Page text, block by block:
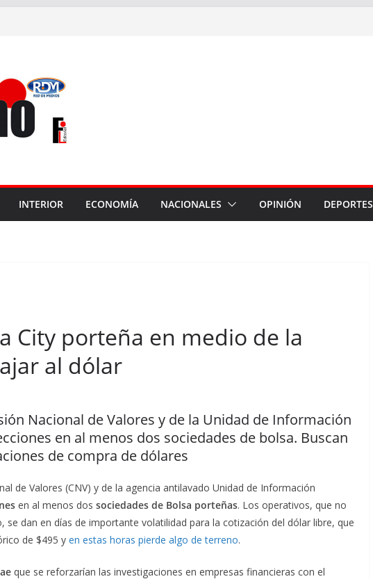
INTERIOR ECONOMÍA NACIONALES OPINIÓN DEPORTES
City porteña en medio de la
al dólar
Nacional de Valores y de la Unidad de Información
en al menos dos sociedades de bolsa. Buscan
de compra de dólares
de Valores (CNV) y de la agencia antilavado Unidad de Información
en al menos dos sociedades de Bolsa porteñas. Los operativos, que no
se dan en días de importante volatilidad para la cotización del dólar libre, que
de $495 y en estas horas pierde algo de terreno.
que se reforzarían las investigaciones en empresas financieras con el